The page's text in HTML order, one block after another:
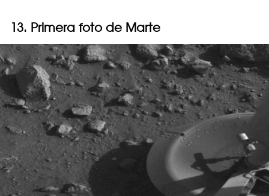
13. Primera foto de Marte